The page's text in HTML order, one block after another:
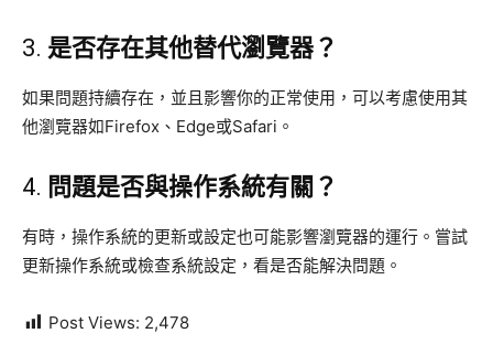
3. 是否存在其他替代瀏覽器？
如果問題持續存在，並且影響你的正常使用，可以考慮使用其
他瀏覽器如Firefox、Edge或Safari。
4. 問題是否與操作系統有關？
有時，操作系統的更新或設定也可能影響瀏覽器的運行。嘗試
更新操作系統或檢查系統設定，看是否能解決問題。
Post Views: 2,478